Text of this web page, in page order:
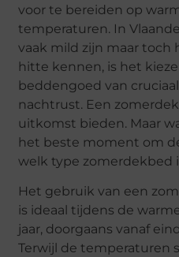
voor te bereiden op
temperaturen. In
vaak mild zijn maar toch
hitte kennen, is het
beddengoed van
nachtrust. Een
uitkomst bieden. Maar
het beste moment om
welk type zomerdekbed
Het gebruik van een
is ideaal tijdens de
jaar, doorgaans vanaf
Terwijl de temperaturen